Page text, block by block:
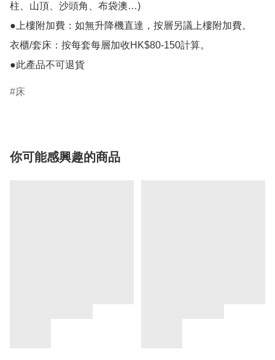
柱、山頂、沙頭角、布袋澳…)
●上樓附加費：如無升降機直達，按層另議上樓附加費。
衣櫃/套床：按每套每層加收HK$80-150計算。
床
你可能感興趣的商品